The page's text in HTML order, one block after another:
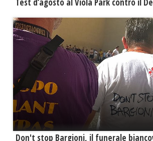
Don't stop Bargioni, il funerale